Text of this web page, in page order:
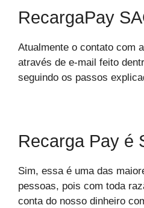
RecargaPay
Atualmente o contato com
através de e-mail feito
seguindo os passos
Recarga Pay é
Sim, essa é uma das
pessoas, pois com toda
conta do nosso dinheiro